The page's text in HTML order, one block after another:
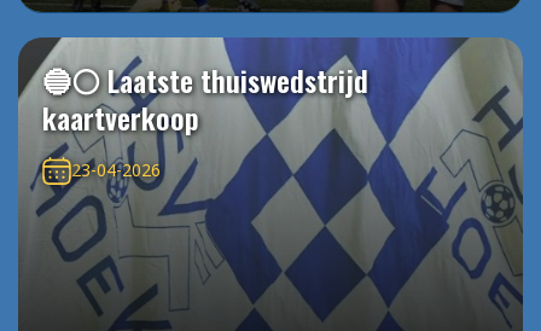
🔵⚪️ Laatste thuiswedstrijd
kaartverkoop
23-04-2026